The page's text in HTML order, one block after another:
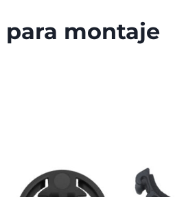
para montaje